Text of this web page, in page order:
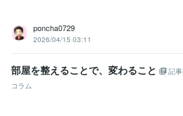
poncha0729
2026/04/15 03:11
部屋を整えることで、変わること
記事
コラム